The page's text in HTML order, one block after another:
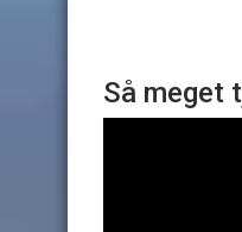
Så meget